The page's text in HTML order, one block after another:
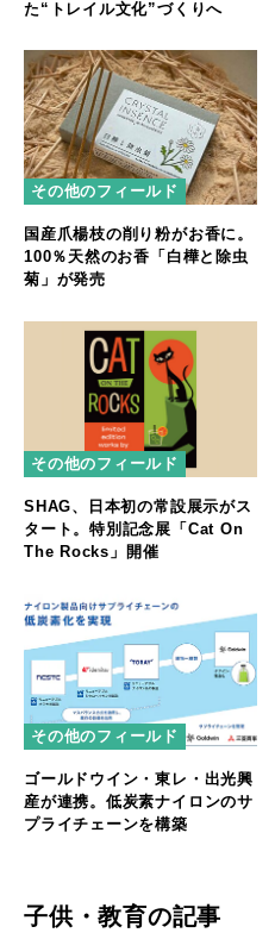
た“トレイル文化”づくりへ
その他のフィールド
国産爪楊枝の削り粉がお香に。
100％天然のお香「白樺と除虫
菊」が発売
その他のフィールド
SHAG、日本初の常設展示がス
タート。特別記念展「Cat On
The Rocks」開催
その他のフィールド
ゴールドウイン・東レ・出光興
産が連携。低炭素ナイロンのサ
プライチェーンを構築
子供・教育の記事